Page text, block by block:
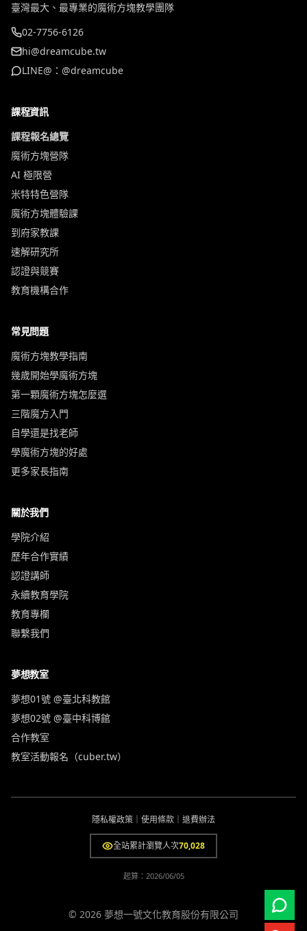
臺灣最大、最專業的魔術方塊教學團隊
02-7756-6126
hi@dreamcube.tw
LINE@：@dreamcube
課程資訊
課程報名總覽
魔術方塊營隊
AI 極限營
米特特色營隊
魔術方塊體驗課
到府家教課
速解研究所
認證與競賽
教育機構合作
常見問題
魔術方塊教學指南
幾歲開始學魔術方塊
第一顆魔術方塊怎麼選
三階魔方入門
自學還是找老師
學魔術方塊的好處
更多家長指南
關於我們
學院介紹
歷年合作實績
認證講師
永續教育學院
教育專欄
聯繫我們
夢想教室
夢想01號 @臺北科教館
夢想02號 @臺中科博館
合作教室
教室活動報名（cuber.tw）
隱私權政策 使用條款 退費辦法
全站累計瀏覽人次70,028
起算： 2026/06/05
© 2026 夢想一號文化教育股份有限公司